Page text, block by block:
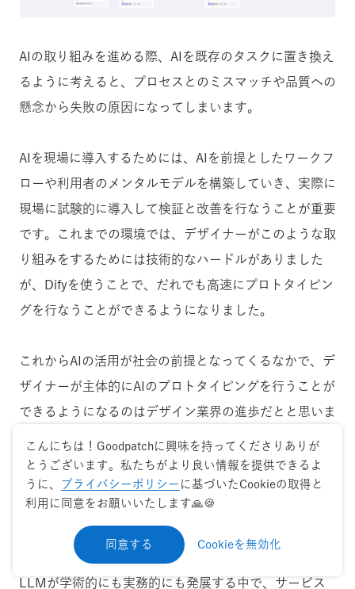
AIの取り組みを進める際、AIを既存のタスクに置き換え
るように考えると、プロセスとのミスマッチや品質への
懸念から失敗の原因になってしまいます。
AIを現場に導入するためには、AIを前提としたワークフ
ローや利用者のメンタルモデルを構築していき、実際に
現場に試験的に導入して検証と改善を行なうことが重要
です。これまでの環境では、デザイナーがこのような取
り組みをするためには技術的なハードルがありました
が、Difyを使うことで、だれでも高速にプロトタイピン
グを行なうことができるようになりました。
これからAIの活用が社会の前提となってくるなかで、デ
ザイナーが主体的にAIのプロトタイピングを行うことが
できるようになるのはデザイン業界の進歩だとと思いま
LLMが学術的にも実務的にも発展する中で、サービス
こんにちは！Goodpatchに興味を持ってくださりありが
とうございます。私たちがより良い情報を提供できるよ
うに、
プライバシーポリシー に基づいたCookieの取得と
利用に同意をお願いいたします🙏🍪
同意する Cookieを無効化